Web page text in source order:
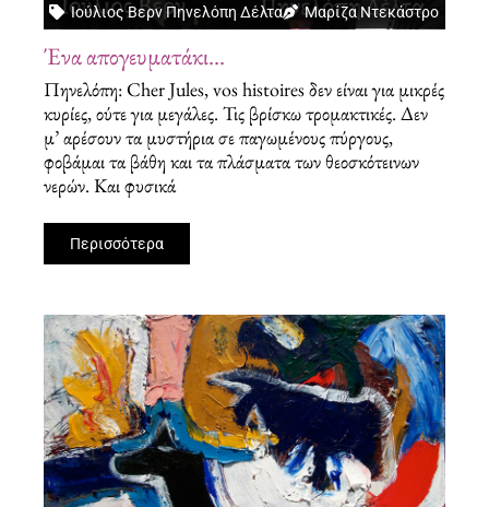
Ιούλιος Βερν Πηνελόπη Δέλτα Μαρίζα Ντεκάστρο
Ένα απογευματάκι…
Πηνελόπη: Cher Jules, vos histoires δεν είναι για μικρές
κυρίες, ούτε για μεγάλες. Τις βρίσκω τρομακτικές. Δεν
μ’ αρέσουν τα μυστήρια σε παγωμένους πύργους,
φοβάμαι τα βάθη και τα πλάσματα των θεοσκότεινων
νερών. Και φυσικά
Περισσότερα